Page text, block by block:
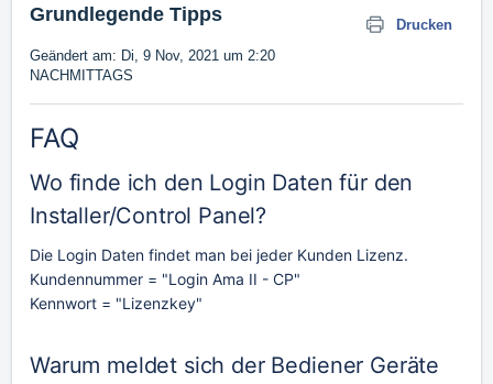
Grundlegende Tipps
Drucken
Geändert am: Di, 9 Nov, 2021 um 2:20
NACHMITTAGS
FAQ
Wo finde ich den Login Daten für den
Installer/Control Panel?
Die Login Daten findet man bei jeder Kunden Lizenz.
Kundennummer = "Login Ama II - CP"
Kennwort = "Lizenzkey"
Warum meldet sich der Bediener Geräte